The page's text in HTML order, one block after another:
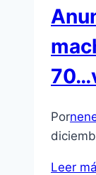
Por
Leer